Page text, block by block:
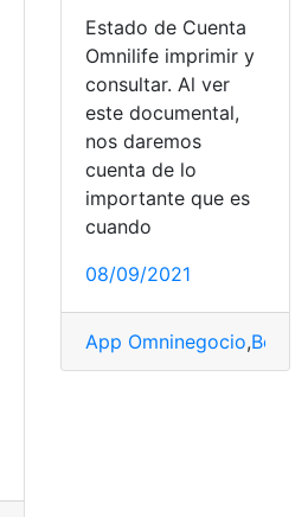
Estado de Cuenta
Omnilife imprimir y
consultar. Al ver
este documental,
nos daremos
cuenta de lo
importante que es
cuando
08/09/2021
App Omninegocio,